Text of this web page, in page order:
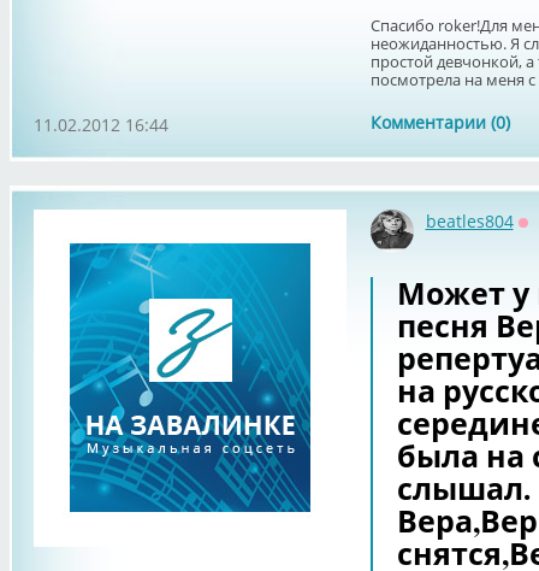
Спасибо roker!Для
неожиданностью. Я
простой девчонкой,
посмотрела на меня
Комментарии (0)
11.02.2012 16:44
beatles804
Может у
песня
на
была на
слышал.